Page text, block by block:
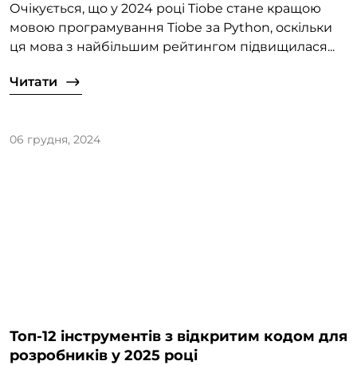
Очікується, що у 2024 році Tiobe стане кращою
мовою програмування Tiobe за Python, оскільки
ця мова з найбільшим рейтингом підвищилася...
Читати
06 грудня, 2024
Топ-12 інструментів з відкритим кодом для
розробників у 2025 році